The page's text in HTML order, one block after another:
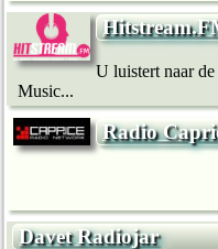
U luistert naar
Music...
Radio
Davet Radiojar